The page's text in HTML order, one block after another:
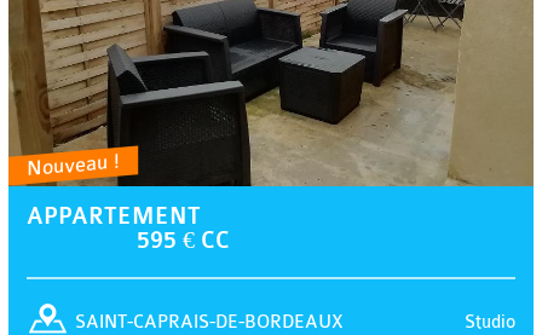
Nouveau !
APPARTEMENT
595 € CC
Studio
SAINT-CAPRAIS-DE-BORDEAUX